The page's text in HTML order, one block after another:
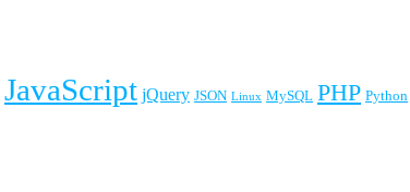
JavaScript jQuery JSON Linux MySQL PHP Python